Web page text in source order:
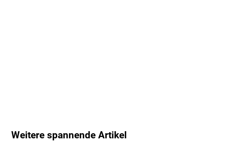
Weitere spannende Artikel